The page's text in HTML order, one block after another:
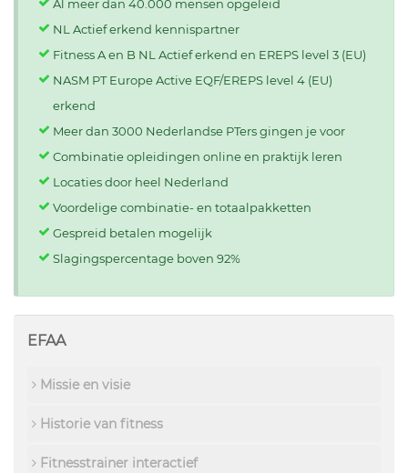
Al meer dan 40.000 mensen opgeleid
NL Actief erkend kennispartner
Fitness A en B NL Actief erkend en EREPS level 3 (EU)
NASM PT Europe Active EQF/EREPS level 4 (EU)
erkend
Meer dan 3000 Nederlandse PTers gingen je voor
Combinatie opleidingen online en praktijk leren
Locaties door heel Nederland
Voordelige combinatie- en totaalpakketten
Gespreid betalen mogelijk
Slagingspercentage boven 92%
EFAA
Missie en visie
Historie van fitness
Fitnesstrainer interactief